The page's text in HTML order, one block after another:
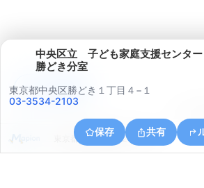
中央区立 子ども家庭支援センタ
勝どき分室
東京都中央区勝どき１丁目４−１
03-3534-2103
保存 共有
東京都江東区東雲２丁目４
アプリで見る